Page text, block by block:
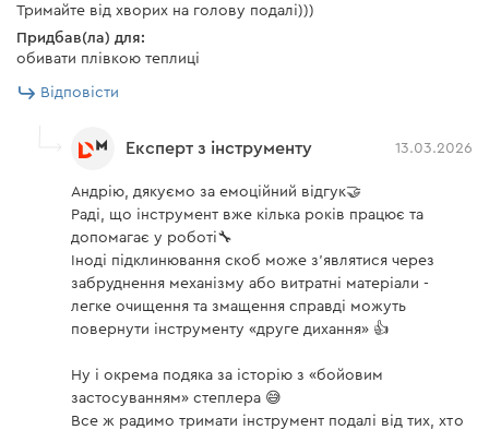
недостатнього зовнішнього освітлення.
Тримайте від хворих на голову подалі)))
Придбав(ла) для:
обивати плівкою теплиці
Відповісти
Експерт з інструменту 13.03.2026
Андрію, дякуємо за емоційний відгук🤝
Раді, що інструмент вже кілька років працює та
допомагає у роботі🔧
Іноді підклинювання скоб може з’являтися через
забруднення механізму або витратні матеріали -
легке очищення та змащення справді можуть
повернути інструменту «друге дихання» 👍
Ну і окрема подяка за історію з «бойовим
застосуванням» степлера 😅
Все ж радимо тримати інструмент подалі від тих, хто